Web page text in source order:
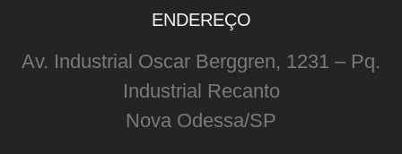
ENDEREÇO
Av. Industrial Oscar Berggren, 1231 – Pq.
Industrial Recanto
Nova Odessa/SP